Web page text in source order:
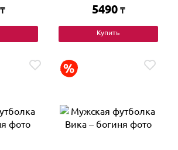
₸ 5490 ₸
Купить